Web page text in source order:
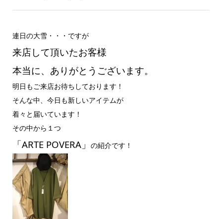
連日の大雪・・・ですが
来店して頂いたお客様
本当に、ありがとうございます。
明日もご来店お待ちしております！
そんな中、今日も新しいアイテムが
着々と届いています！
その中から１つ
「ARTE POVERA」 の紹介です！